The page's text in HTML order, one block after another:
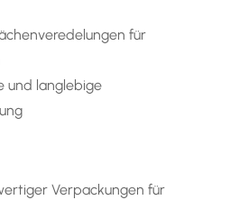
für
und langlebige
Verpackungen für